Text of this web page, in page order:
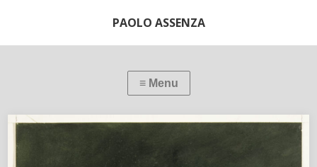
PAOLO ASSENZA